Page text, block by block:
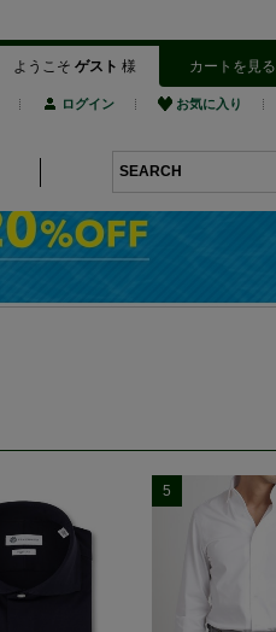
ようこそ ゲスト 様 カートを見る
ログイン お気に入り
5